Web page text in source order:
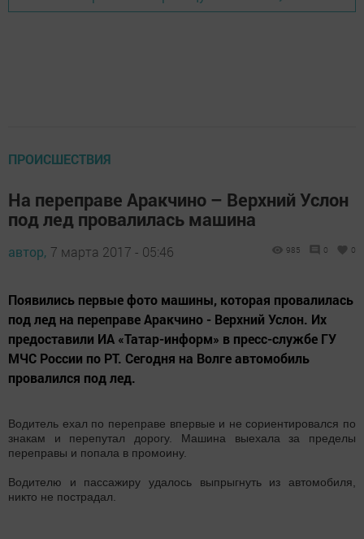
ПРОИСШЕСТВИЯ
На переправе Аракчино – Верхний Услон
под лед провалилась машина
автор, 7 марта 2017 - 05:46 985 0 0
Появились первые фото машины, которая провалилась
под лед на переправе Аракчино - Верхний Услон. Их
предоставили ИА «Татар-информ» в пресс-службе ГУ
МЧС России по РТ. Сегодня на Волге автомобиль
провалился под лед.
Водитель ехал по переправе впервые и не сориентировался по
знакам и перепутал дорогу. Машина выехала за пределы
переправы и попала в промоину.
Водителю и пассажиру удалось выпрыгнуть из автомобиля,
никто не пострадал.